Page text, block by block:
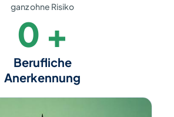
ganz ohne Risiko
0 +
Berufliche
Anerkennung